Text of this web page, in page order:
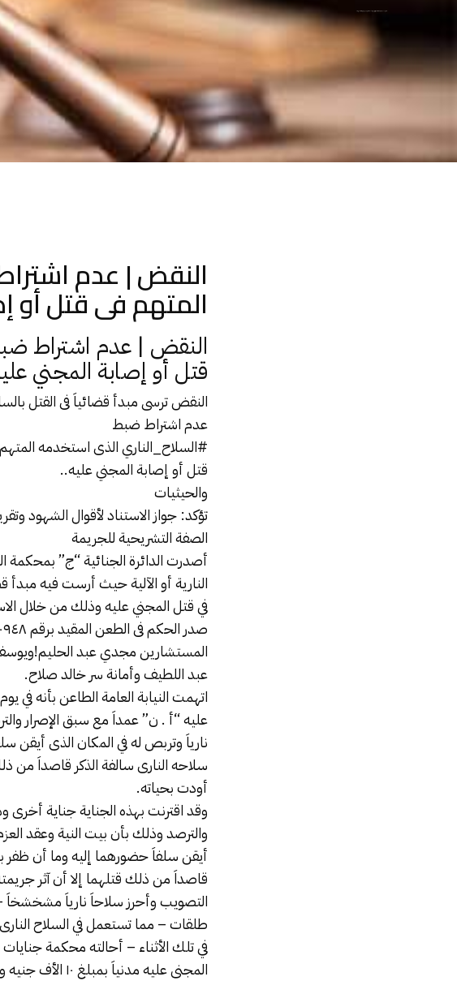
النقض | عدم
المتهم فى قتل أو
النقض | عدم اشتراط
قتل أو إصابة المجني
النقضترسى مبدأ قضائياَ فى القتل
عدم اشتراط ضبط
#السلاح_الناري الذى استخدمه
قتل أو إصابة المجني عليه..
والحيثيات
تؤكد: جواز الاستناد لأقوال الشهود
الصفة التشريحية للجريمة
أصدرت الدائرة الجنائية “ج”
النارية أو الآلية حيث أرست فيه
في قتل المجني عليه وذلك من خلال
المستشارين مجدي عبد الحليم!ويوسف
عبد اللطيف وأمانة سر خالد صلاح.
عليه “أ . ن” عمداَ مع سبق الإصرار
نارياَ وتربص له في المكان الذى
سلاحه النارى سالفة الذكر قاصداَ من
أودت بحياته.
وقد اقترنت بهذه الجناية جناية
والترصد وذلك بأن بيت النية وعقد
أيقن سلفاَ حضورهما إليه وما أن ظفر
قاصداَ من ذلك قتلهما إلا أن آثر
التصويب وأحرز سلاحاَ نارياَ مشخشخاَ –
طلقات – مما تستعمل في السلاح
في تلك الأثناء – أحالته محكمة
المجنى عليه